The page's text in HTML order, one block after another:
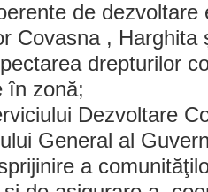
de dezvoltare
Covasna , Harghita
drepturilor
în zonă;
Dezvoltare
General al
a